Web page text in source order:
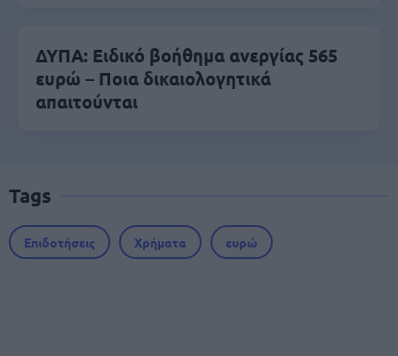
ΔΥΠΑ: Ειδικό βοήθημα ανεργίας 565
ευρώ – Ποια δικαιολογητικά
απαιτούνται
Tags
Επιδοτήσεις Χρήματα ευρώ